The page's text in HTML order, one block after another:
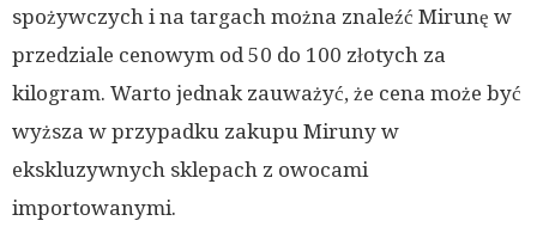
spożywczych i na targach można znaleźć Mirunę w
przedziale cenowym od 50 do 100 złotych za
kilogram. Warto jednak zauważyć, że cena może być
wyższa w przypadku zakupu Miruny w
ekskluzywnych sklepach z owocami
importowanymi.